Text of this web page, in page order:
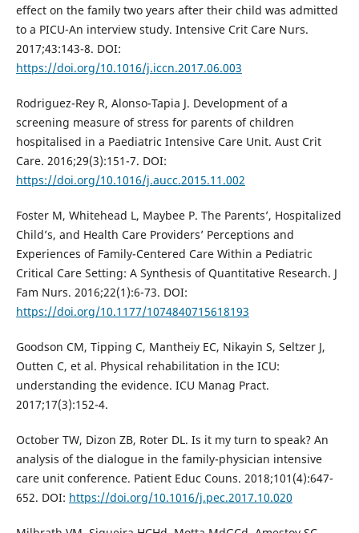
effect on the family two years after their child was admitted
to a PICU-An interview study. Intensive Crit Care Nurs.
2017;43:143-8. DOI:
https://doi.org/10.1016/j.iccn.2017.06.003
Rodriguez-Rey R, Alonso-Tapia J. Development of a
screening measure of stress for parents of children
hospitalised in a Paediatric Intensive Care Unit. Aust Crit
Care. 2016;29(3):151-7. DOI:
https://doi.org/10.1016/j.aucc.2015.11.002
Foster M, Whitehead L, Maybee P. The Parents’, Hospitalized
Child’s, and Health Care Providers’ Perceptions and
Experiences of Family-Centered Care Within a Pediatric
Critical Care Setting: A Synthesis of Quantitative Research. J
Fam Nurs. 2016;22(1):6-73. DOI:
https://doi.org/10.1177/1074840715618193
Goodson CM, Tipping C, Mantheiy EC, Nikayin S, Seltzer J,
Outten C, et al. Physical rehabilitation in the ICU:
understanding the evidence. ICU Manag Pract.
2017;17(3):152-4.
October TW, Dizon ZB, Roter DL. Is it my turn to speak? An
analysis of the dialogue in the family-physician intensive
care unit conference. Patient Educ Couns. 2018;101(4):647-
652. DOI: https://doi.org/10.1016/j.pec.2017.10.020